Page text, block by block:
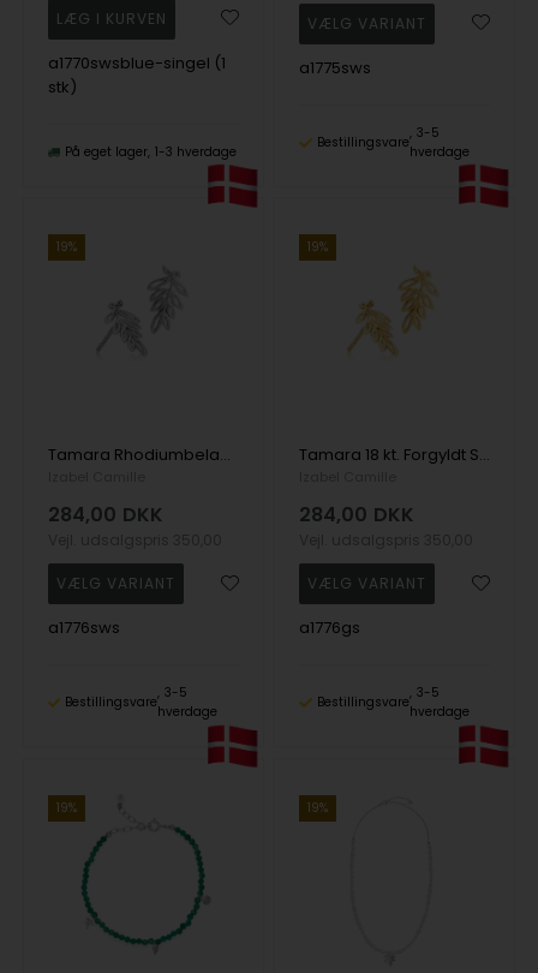
a1770swsblue-singel (1
stk)
På eget lager 1-3 hverdage
a1775sws
Bestillingsvare
3-5
hverdage
19%
Tamara Rhodiumbelagt Sterling Sølv øreringe
284,00 DKK
a1776sws
Bestillingsvare
3-5
hverdage
19%
Tamara 18 kt. Forgyldt Sterling Sølv øreringe
284,00 DKK
a1776gs
Bestillingsvare
3-5
hverdage
19% 19%